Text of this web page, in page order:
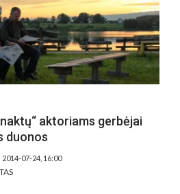
aktoriams gerbėjai
duonos
2014-07-24, 16:00
ĮRAŠE